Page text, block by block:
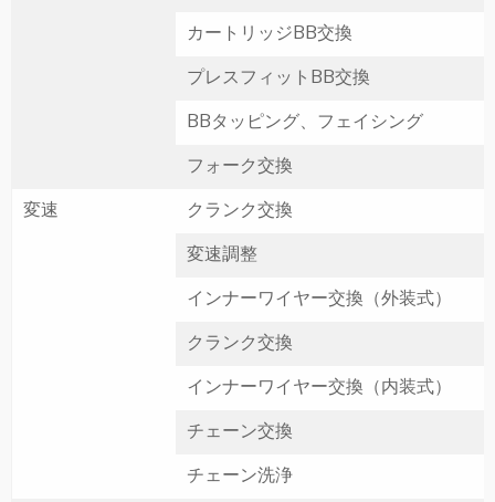
カートリッジBB交換
プレスフィットBB交換
BBタッピング、フェイシング
フォーク交換
変速 クランク交換
変速調整
インナーワイヤー交換（外装式）
クランク交換
インナーワイヤー交換（内装式）
チェーン交換
チェーン洗浄